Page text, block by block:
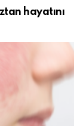
hayatını